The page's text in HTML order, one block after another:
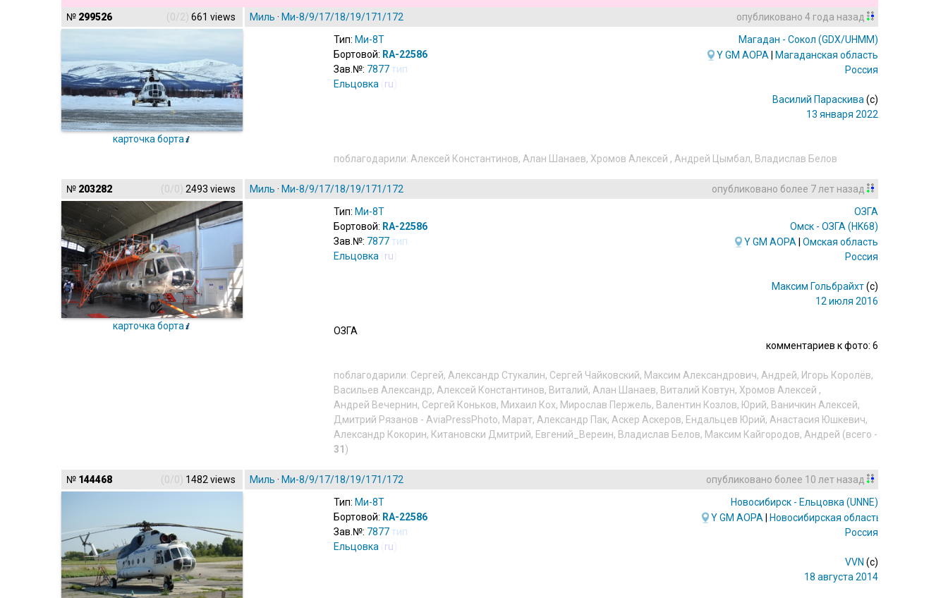
№ 299526 (0/2) 661 views Миль · Ми-8/9/17/18/19/171/172 опубликовано 4 года назад
карточка борта
Тип: Ми-8Т
Бортовой: RA-22586
Зав.№: 7877тип
Ельцовка
ru
Магадан - Сокол (GDX/UHMM)
YGM AOPA
Магаданская область
Россия
Василий Параскива (c)
13 января 2022
поблагодарили: Алексей Константинов, Алан Шанаев, Хромов Алексей , Андрей Цымбал, Владислав Белов
№ 203282 (0/0) 2493 views Миль · Ми-8/9/17/18/19/171/172 опубликовано более 7 лет назад
карточка борта
Тип: Ми-8Т
Бортовой: RA-22586
Зав.№: 7877тип
Ельцовка
ru
ОЗГА
Омск - ОЗГА (HK68)
YGM AOPA
Омская область
Россия
Максим Гольбрайхт(c)
12 июля 2016
ОЗГА
комментариев к фото: 6
поблагодарили: Сергей, Александр Стукалин, Сергей Чайковский, Максим Александрович, Андрей, Игорь Королёв,
Васильев Александр, Алексей Константинов, Виталий, Алан Шанаев, Виталий Ковтун, Хромов Алексей ,
Андрей Вечернин, Сергей Коньков, Михаил Кох, Мирослав Пержель, Валентин Козлов, Юрий, Ваничкин Алексей,
Дмитрий Рязанов - AviaPressPhoto, Марат, Александр Пак, Аскер Аскеров, Ендальцев Юрий, Анастасия Юшкевич,
Александр Кокорин, Китановски Дмитрий, Евгений_Вереин, Владислав Белов, Максим Кайгородов, Андрей (всего -
31 )
№ 144468 (0/0) 1482 views Миль · Ми-8/9/17/18/19/171/172 опубликовано более 10 лет назад
Тип: Ми-8Т
Бортовой: RA-22586
Зав.№: 7877тип
Ельцовка
ru
Новосибирск - Ельцовка (UNNE)
Y GM AOPA
Новосибирская область
Россия
VVN (c)
18 августа 2014